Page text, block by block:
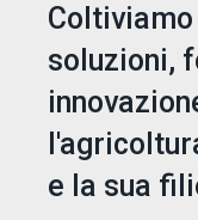
soluzioni,
e la sua